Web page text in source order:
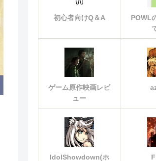
初心者向けQ＆A
POWL
ゲーム原作映画レビ
ュー
IdolShowdown(ホ